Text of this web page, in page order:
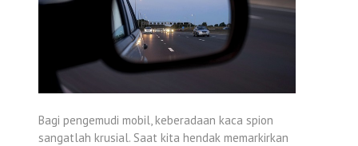
Bagi pengemudi mobil, keberadaan kaca spion
sangatlah krusial. Saat kita hendak memarkirkan